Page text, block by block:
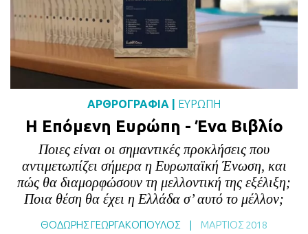
DATA
ΔΕΙΚΤΕΣ
PODCASTS
BLOG
ABOUT
ΕΠΙΚΟΙΝΩΝΙΑ
ΕΚΔΟΣΕΙΣ
ΑΡΘΡΟΓΡΑΦΙΑ ΕΥΡΩΠΗ
Η Επόμενη Ευρώπη - Ένα Βιβλίο
Ποιες είναι οι σημαντικές προκλήσεις που
αντιμετωπίζει σήμερα η Ευρωπαϊκή Ένωση, και
πώς θα διαμορφώσουν τη μελλοντική της εξέλιξη;
Ποια θέση θα έχει η Ελλάδα σ’ αυτό το μέλλον;
ΘΟΔΩΡΗΣ ΓΕΩΡΓΑΚΟΠΟΥΛΟΣ | ΜΆΡΤΙΟΣ 2018